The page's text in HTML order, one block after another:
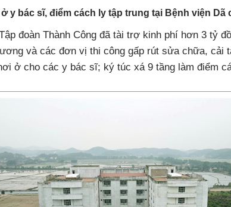
y bác sĩ, điểm cách ly tập trung tại Bệnh viện Dã
đoàn Thành Công đã tài trợ kinh phí hơn 3 tỷ
và các đơn vị thi công gấp rút sửa chữa, cải
ở cho các y bác sĩ; ký túc xá 9 tầng làm điểm